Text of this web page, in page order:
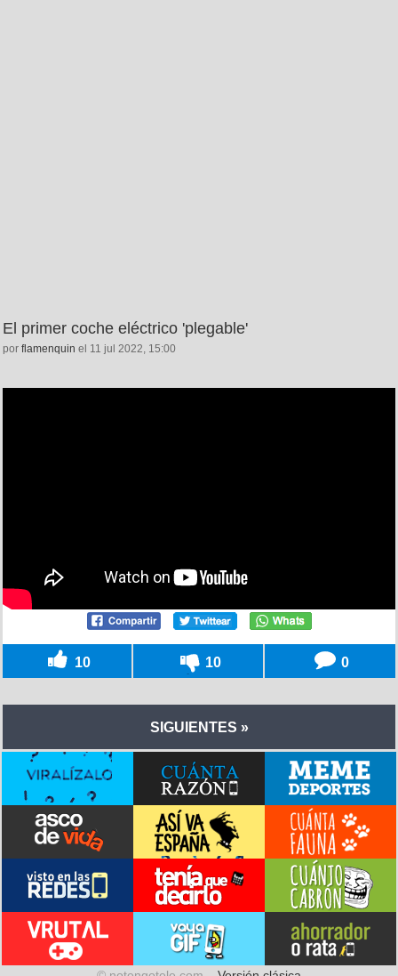
El primer coche eléctrico 'plegable'
por flamenquin el 11 jul 2022, 15:00
10 10 0
SIGUIENTES »